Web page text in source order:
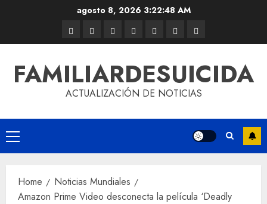
agosto 8, 2026 3:22:48 AM
FAMILIARDESUICIDA
ACTUALIZACIÓN DE NOTICIAS
Home
Noticias Mundiales
Amazon Prime Video desconecta la película ‘Deadly